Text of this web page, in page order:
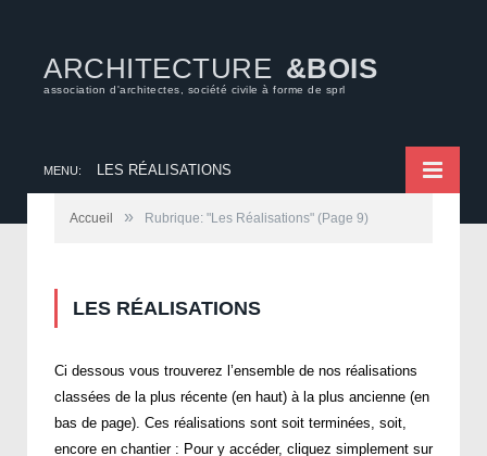
ARCHITECTURE &BOIS
association d'architectes, société civile à forme de sprl
MENU: LES RÉALISATIONS
Accueil » Rubrique: "Les Réalisations" (Page 9)
LES RÉALISATIONS
Ci dessous vous trouverez l’ensemble de nos réalisations
classées de la plus récente (en haut) à la plus ancienne (en
bas de page). Ces réalisations sont soit terminées, soit,
encore en chantier : Pour y accéder, cliquez simplement sur